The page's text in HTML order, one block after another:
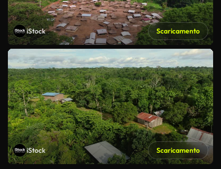
iStock Scaricamento
iStock Scaricamento